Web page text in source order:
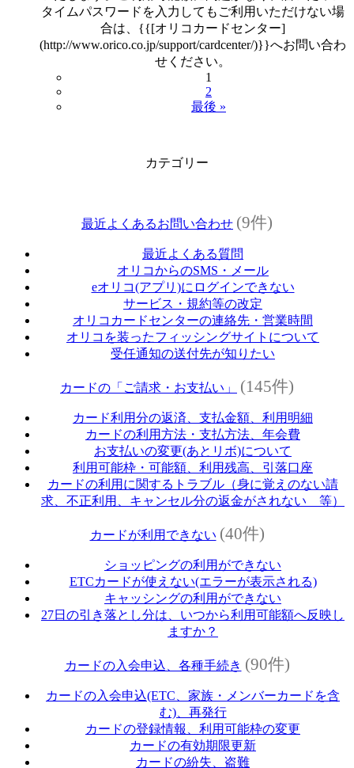
タイムパスワードを入力してもご利用いただけない場
合は、{{[オリコカードセンター]
(http://www.orico.co.jp/support/cardcenter/)}}へお問い合わ
せください。
1
2
最後 »
カテゴリー
最近よくあるお問い合わせ (9件)
最近よくある質問
オリコからのSMS・メール
eオリコ(アプリ)にログインできない
サービス・規約等の改定
オリコカードセンターの連絡先・営業時間
オリコを装ったフィッシングサイトについて
受任通知の送付先が知りたい
カードの「ご請求・お支払い」 (145件)
カード利用分の返済、支払金額、利用明細
カードの利用方法・支払方法、年会費
お支払いの変更(あとリボ)について
利用可能枠・可能額、利用残高、引落口座
カードの利用に関するトラブル（身に覚えのない請
求、不正利用、キャンセル分の返金がされない 等）
カードが利用できない (40件)
ショッピングの利用ができない
ETCカードが使えない(エラーが表示される)
キャッシングの利用ができない
27日の引き落とし分は、いつから利用可能額へ反映し
ますか？
カードの入会申込、各種手続き (90件)
カードの入会申込(ETC、家族・メンバーカードを含
む)、再発行
カードの登録情報、利用可能枠の変更
カードの有効期限更新
カードの紛失、盗難